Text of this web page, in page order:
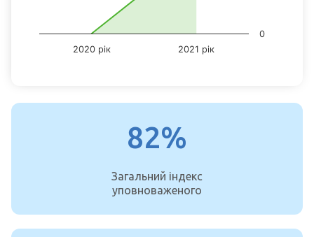
2020 рік 2021 рік
0
82%
Загальний індекс
уповноваженого